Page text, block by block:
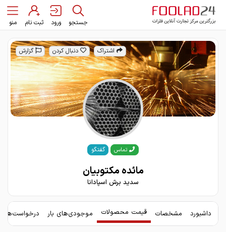
جستجو ورود ثبت نام منو
اشتراک دنبال کردن گزارش
تماس گفتگو
مائده مکتوبیان
سدید برش اسپادانا
داشبورد مشخصات قیمت محصولات موجودی‌های بار